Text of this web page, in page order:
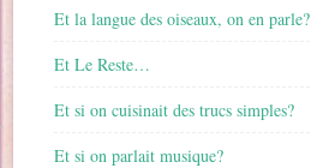
Et la langue des oiseaux, on en parle?
Et Le Reste…
Et si on cuisinait des trucs simples?
Et si on parlait musique?